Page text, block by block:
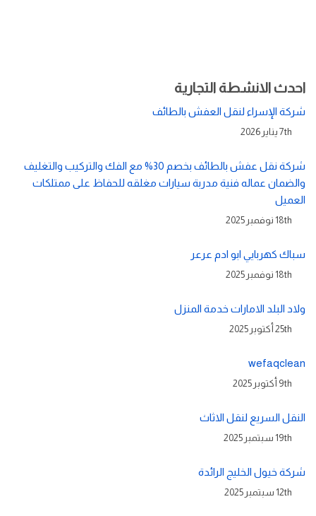
احدث الانشطة التجارية
شركة الإسراء لنقل العفش بالطائف
7th يناير 2026
شركة نقل عفش بالطائف بخصم 30% مع الفك والتركيب والتغليف
والضمان عماله فنية مدربة سيارات مغلقه للحفاظ على ممتلكات
العميل
18th نوفمبر 2025
سباك كهربايي ابو ادم عرعر
18th نوفمبر 2025
ولاد البلد الامارات خدمة المنزل
25th أكتوبر 2025
wefaqclean
9th أكتوبر 2025
النقل السريع لنقل الاثاث
19th سبتمبر 2025
شركة خيول الخليج الرائدة
12th سبتمبر 2025